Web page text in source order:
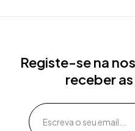
Registe-se na
receber